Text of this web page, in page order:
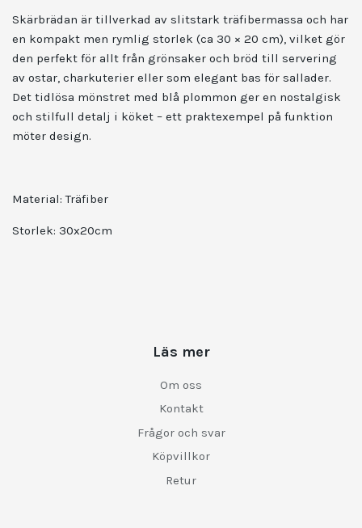
Skärbrädan är tillverkad av slitstark träfibermassa och har
en kompakt men rymlig storlek (ca 30 × 20 cm), vilket gör
den perfekt för allt från grönsaker och bröd till servering
av ostar, charkuterier eller som elegant bas för sallader.
Det tidlösa mönstret med blå plommon ger en nostalgisk
och stilfull detalj i köket – ett praktexempel på funktion
möter design.
Material: Träfiber
Storlek: 30x20cm
Läs mer
Om oss
Kontakt
Frågor och svar
Köpvillkor
Retur